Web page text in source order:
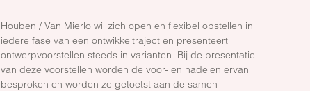
Houben / Van Mierlo wil zich open en flexibel opstellen in
iedere fase van een ontwikkeltraject en presenteert
ontwerpvoorstellen steeds in varianten. Bij de presentatie
van deze voorstellen worden de voor- en nadelen ervan
besproken en worden ze getoetst aan de samen